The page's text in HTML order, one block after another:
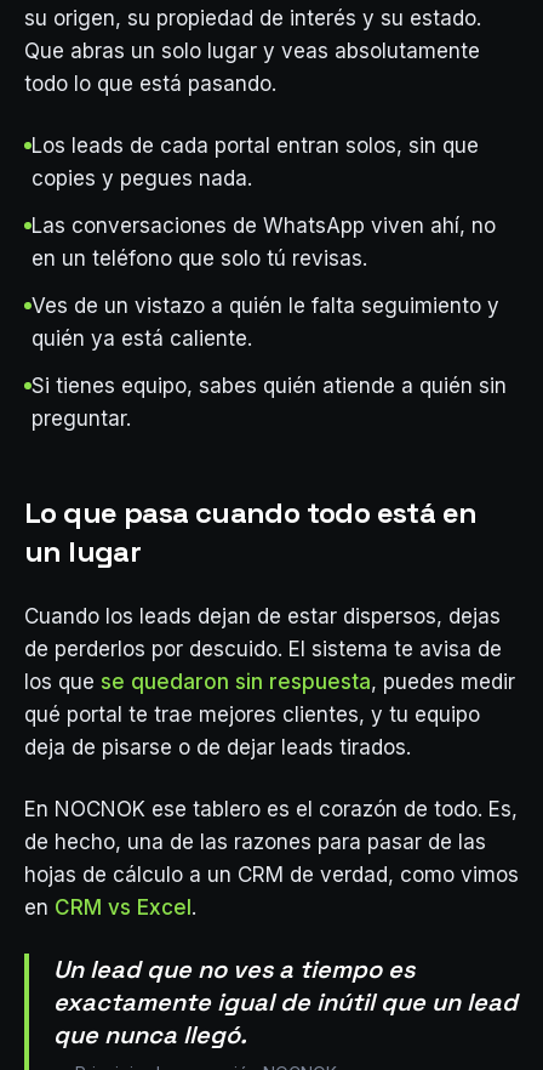
su origen, su propiedad de interés y su estado.
Que abras un solo lugar y veas absolutamente
todo lo que está pasando.
Los leads de cada portal entran solos, sin que
copies y pegues nada.
Las conversaciones de WhatsApp viven ahí, no
en un teléfono que solo tú revisas.
Ves de un vistazo a quién le falta seguimiento y
quién ya está caliente.
Si tienes equipo, sabes quién atiende a quién sin
preguntar.
Lo que pasa cuando todo está en
un lugar
Cuando los leads dejan de estar dispersos, dejas
de perderlos por descuido. El sistema te avisa de
los que se quedaron sin respuesta, puedes medir
qué portal te trae mejores clientes, y tu equipo
deja de pisarse o de dejar leads tirados.
En NOCNOK ese tablero es el corazón de todo. Es,
de hecho, una de las razones para pasar de las
hojas de cálculo a un CRM de verdad, como vimos
en CRM vs Excel .
Un lead que no ves a tiempo es
exactamente igual de inútil que un lead
que nunca llegó.